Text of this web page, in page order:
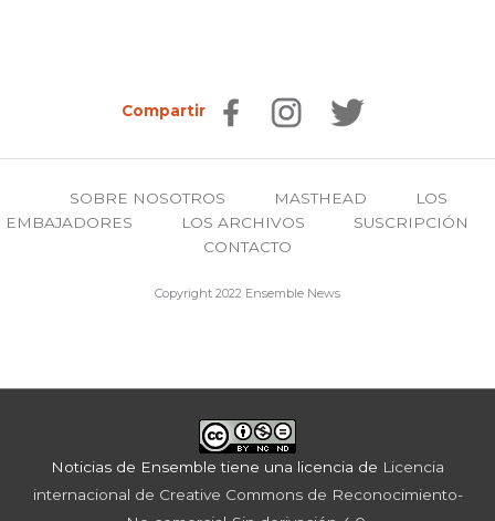
Compartir
SOBRE NOSOTROS MASTHEAD
LOS
EMBAJADORES
LOS ARCHIVOS
SUSCRIPCIÓN
CONTACTO
Copyright 2022 Ensemble News
Noticias de Ensemble tiene una licencia de Licencia
internacional de Creative Commons de Reconocimiento-